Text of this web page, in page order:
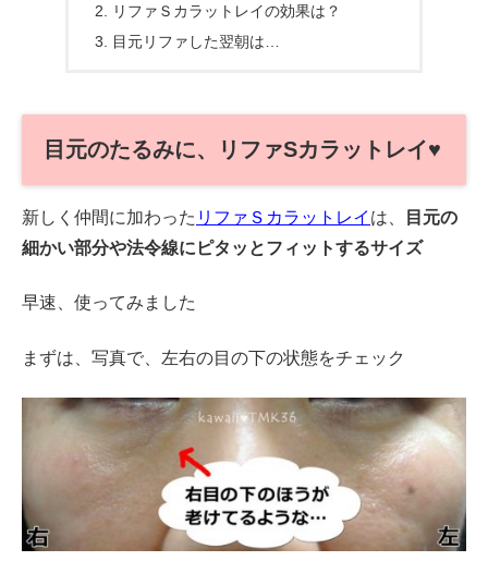
リファＳカラットレイの効果は？
目元リファした翌朝は…
目元のたるみに、リファSカラットレイ♥
新しく仲間に加わった リファＳカラットレイ は、
目元の
細かい部分や法令線にピタッとフィットするサイズ
早速、使ってみました
まずは、写真で、左右の目の下の状態をチェック